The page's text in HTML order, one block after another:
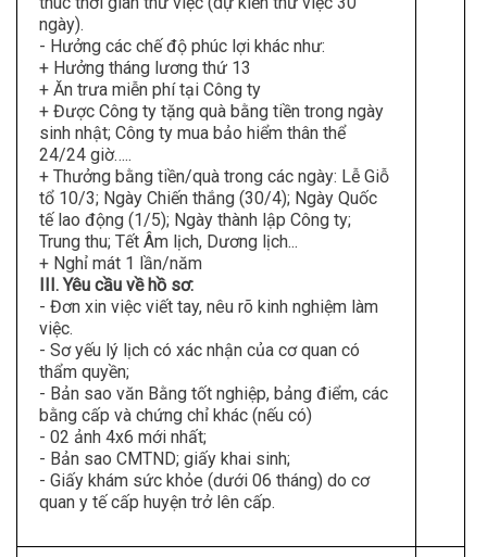
ngày).
- Hưởng các chế độ phúc lợi khác như:
+ Hưởng tháng lương thứ 13
+ Ăn trưa miễn phí tại Công ty
+ Được Công ty tặng quà bằng tiền trong ngày
sinh nhật; Công ty mua bảo hiểm thân thể
24/24 giờ…..
+ Thưởng bằng tiền/quà trong các ngày: Lễ Giỗ
tổ 10/3; Ngày Chiến thắng (30/4); Ngày Quốc
tế lao động (1/5); Ngày thành lập Công ty;
Trung thu; Tết Âm lịch, Dương lịch...
+ Nghỉ mát 1 lần/năm
III. Yêu cầu về hồ sơ:
- Đơn xin việc viết tay, nêu rõ kinh nghiệm làm
việc.
- Sơ yếu lý lịch có xác nhận của cơ quan có
thẩm quyền;
- Bản sao văn Bằng tốt nghiệp, bảng điểm, các
bằng cấp và chứng chỉ khác (nếu có)
- 02 ảnh 4x6 mới nhất;
- Bản sao CMTND; giấy khai sinh;
- Giấy khám sức khỏe (dưới 06 tháng) do cơ
quan y tế cấp huyện trở lên cấp.